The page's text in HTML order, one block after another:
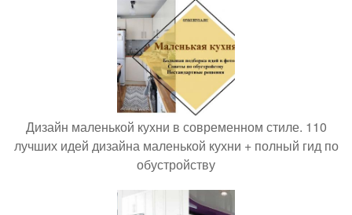
Дизайн маленькой кухни в современном стиле. 110
лучших идей дизайна маленькой кухни + полный гид по
обустройству